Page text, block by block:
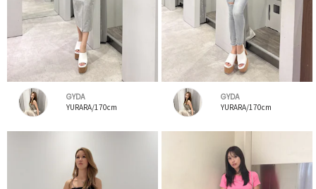
GYDA
YURARA/170cm
GYDA
YURARA/170cm